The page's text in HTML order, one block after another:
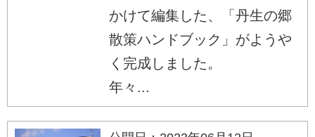
かけて編集した、「丹生の郷
散策ハンドブック」がようや
く完成しました。
年々...